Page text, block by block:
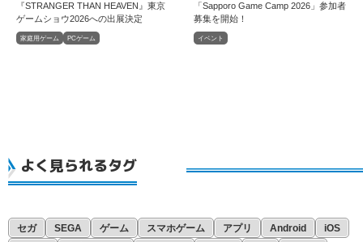
家庭用ゲーム PCゲーム
『STRANGER THAN HEAVEN』東京
ゲームショウ2026への出展決定
イベント
「Sapporo Game Camp 2026」参加者
募集を開始！
よく見られるタグ
セガ SEGA ゲーム スマホゲーム アプリ Android
iOS